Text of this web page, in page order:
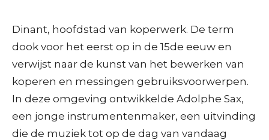
Dinant, hoofdstad van koperwerk. De term
dook voor het eerst op in de 15de eeuw en
verwijst naar de kunst van het bewerken van
koperen en messingen gebruiksvoorwerpen.
In deze omgeving ontwikkelde Adolphe Sax,
een jonge instrumentenmaker, een uitvinding
die de muziek tot op de dag van vandaag